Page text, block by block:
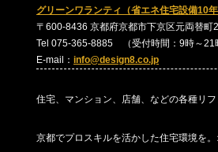
グリーンワランティ（省エネ住宅設備10
〒600-8436 京都府京都市下京区元両替町
Tel 075-365-8885 （受付時間：9時～21
E-mail： info@design8.co.jp
住宅、マンション、店舗、などの各種リ
京都でプロスキルを活かした住宅環境を